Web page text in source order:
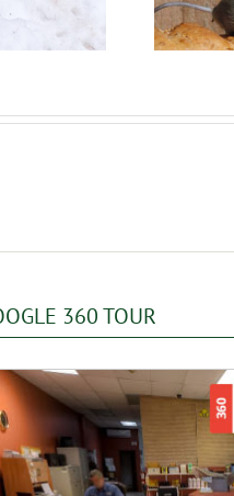
souris ?
360 TOUR